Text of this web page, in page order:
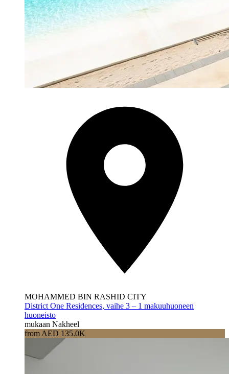
MOHAMMED BIN RASHID CITY
District One Residences, vaihe 3 – 1 makuuhuoneen
huoneisto
mukaan Nakheel
from AED 135.0K